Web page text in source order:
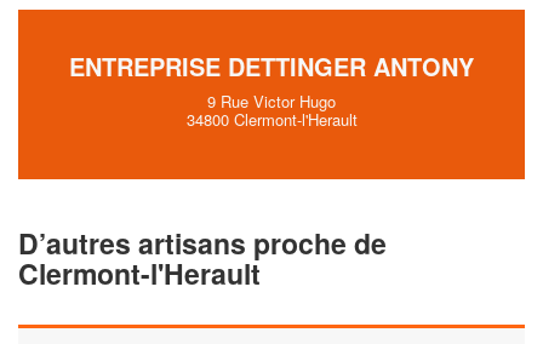
ENTREPRISE DETTINGER ANTONY
9 Rue Victor Hugo
34800 Clermont-l'Herault
D’autres artisans proche de
Clermont-l'Herault